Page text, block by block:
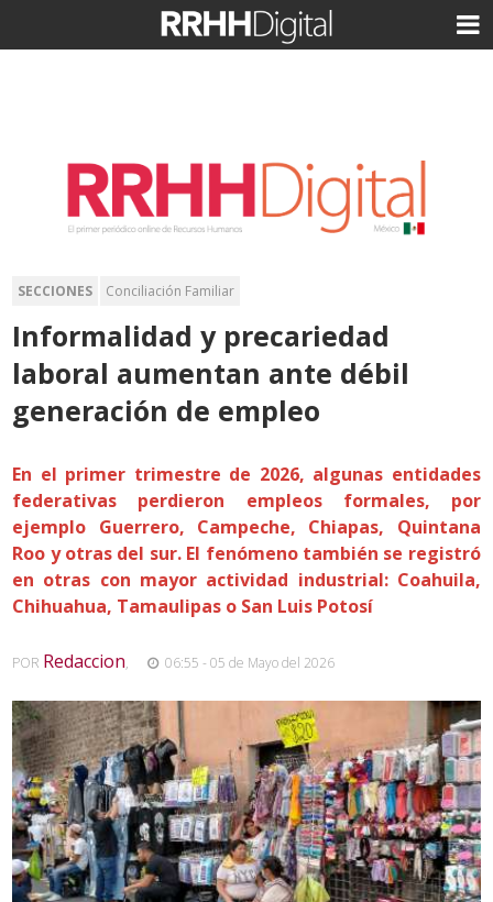
SECCIONES Conciliación Familiar
Informalidad y precariedad
laboral aumentan ante débil
generación de empleo
En el primer trimestre de 2026, algunas entidades
federativas perdieron empleos formales, por
ejemplo Guerrero, Campeche, Chiapas, Quintana
Roo y otras del sur. El fenómeno también se registró
en otras con mayor actividad industrial: Coahuila,
Chihuahua, Tamaulipas o San Luis Potosí
POR Redaccion, 06:55 - 05 de Mayo del 2026